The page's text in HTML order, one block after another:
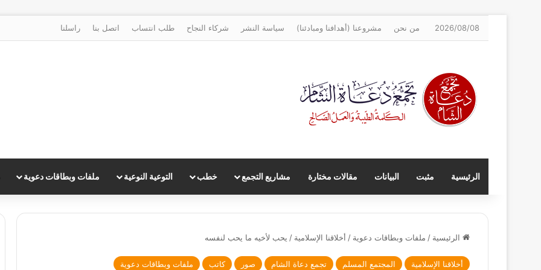
2026/08/08 من نحن مشروعنا (أهدافنا ومبادئنا) سياسة النشر شركاء النجاح طلب انتساب اتصل بنا راسلنا
الرئيسية مثبت البيانات مقالات مختارة مشاريع التجمع خطب التوعية النوعية ملفات وبطاقات دعوية
الرئيسية / ملفات وبطاقات دعوية / أخلاقنا الإسلامية / يحب لأخيه ما يحب لنفسه
أخلاقنا الإسلامية المجتمع المسلم تجمع دعاة الشام صور كاتب ملفات وبطاقات دعوية